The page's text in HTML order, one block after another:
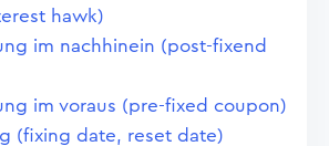
hawk)
im nachhinein (post-fixend
im voraus (pre-fixed coupon)
(fixing date, reset date)